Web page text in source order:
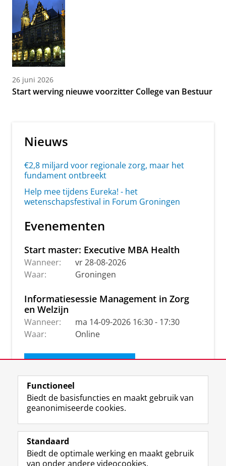
26 juni 2026
Start werving nieuwe voorzitter College van Bestuur
Nieuws
€2,8 miljard voor regionale zorg, maar het
fundament ontbreekt
Help mee tijdens Eureka! - het
wetenschapsfestival in Forum Groningen
Evenementen
Start master: Executive MBA Health
Wanneer:
vr 28-08-2026
Waar:
Groningen
Informatiesessie Management in Zorg
en Welzijn
Wanneer:
ma 14-09-2026 16:30 - 17:30
Waar:
Online
Ontvang de nieuwsbrief
Functioneel
Biedt de basisfuncties en maakt gebruik van
geanonimiseerde cookies.
Standaard
Biedt de optimale werking en maakt gebruik
van onder andere videocookies.